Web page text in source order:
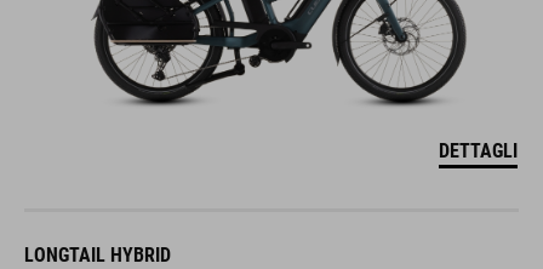
DETTAGLI
LONGTAIL HYBRID